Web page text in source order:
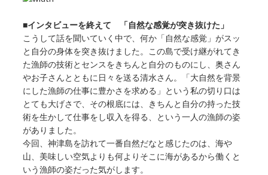
■インタビューを終えて 「自然な感覚が突き抜けた」
こうして話を聞いていく中で、何か「自然な感覚」がスッ
と自分の身体を突き抜けました。この島で受け継がれてき
た漁師の技術とセンスをきちんと自分のものにし、奥さん
やお子さんとともに日々を送る清水さん。「大自然を背景
にした漁師の仕事に豊かさを求める」という私の切り口は
とても大げさで、その根底には、きちんと自分の持った技
術を生かして仕事をし収入を得る、という一人の漁師の姿
がありました。
今回、神津島を訪れて一番自然だなと感じたのは、海や
山、美味しい空気よりも何よりそこに海があるから働くと
いう漁師の姿だった気がします。